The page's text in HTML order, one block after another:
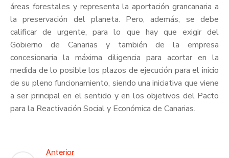
áreas forestales y representa la aportación grancanaria a
la preservación del planeta. Pero, además, se debe
calificar de urgente, para lo que hay que exigir del
Gobierno de Canarias y también de la empresa
concesionaria la máxima diligencia para acortar en la
medida de lo posible los plazos de ejecución para el inicio
de su pleno funcionamiento, siendo una iniciativa que viene
a ser principal en el sentido y en los objetivos del Pacto
para la Reactivación Social y Económica de Canarias.
Anterior